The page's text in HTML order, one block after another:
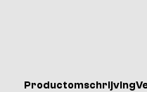
Productomschrijving